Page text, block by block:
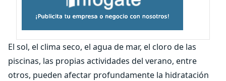
El sol, el clima seco, el agua de mar, el cloro de las
piscinas, las propias actividades del verano, entre
otros, pueden afectar profundamente la hidratación